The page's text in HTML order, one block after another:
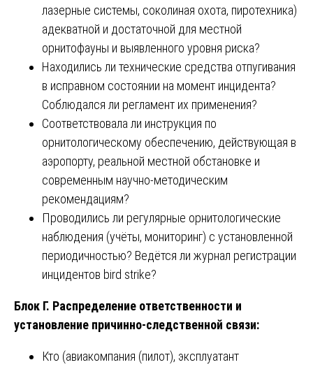
лазерные системы, соколиная охота, пиротехника)
адекватной и достаточной для местной
орнитофауны и выявленного уровня риска?
Находились ли технические средства отпугивания
в исправном состоянии на момент инцидента?
Соблюдался ли регламент их применения?
Соответствовала ли инструкция по
орнитологическому обеспечению, действующая в
аэропорту, реальной местной обстановке и
современным научно-методическим
рекомендациям?
Проводились ли регулярные орнитологические
наблюдения (учёты, мониторинг) с установленной
периодичностью? Ведётся ли журнал регистрации
инцидентов bird strike?
Блок Г. Распределение ответственности и
установление причинно-следственной связи:
Кто (авиакомпания (пилот), эксплуатант